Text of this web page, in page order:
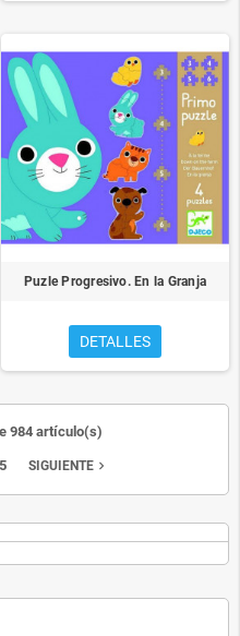
Puzle Progresivo. En la Granja
DETALLES
984 artículo(s)
SIGUIENTE navigate_next